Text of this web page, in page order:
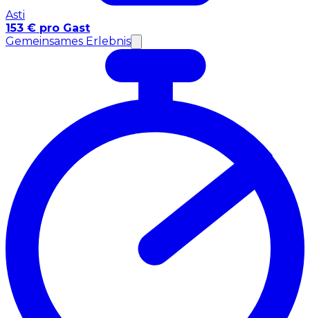
Asti
153 € pro Gast
Gemeinsames Erlebnis